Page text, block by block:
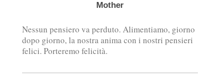
Mother
Nessun pensiero va perduto. Alimentiamo, giorno
dopo giorno, la nostra anima con i nostri pensieri
felici. Porteremo felicità.